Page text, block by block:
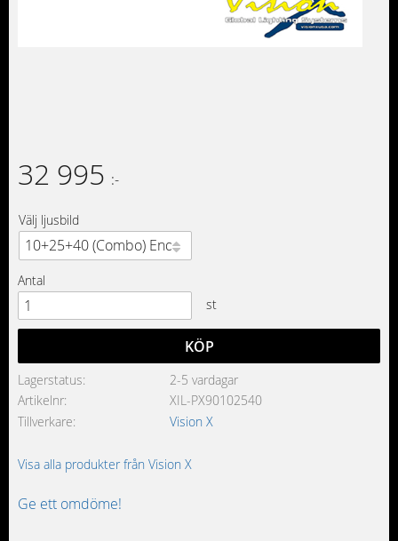
32 995 :-
Välj ljusbild
Antal
st
KÖP
Lagerstatus
2-5 vardagar
Artikelnr
XIL-PX90102540
Tillverkare
Vision X
Visa alla produkter från Vision X
Ge ett omdöme!